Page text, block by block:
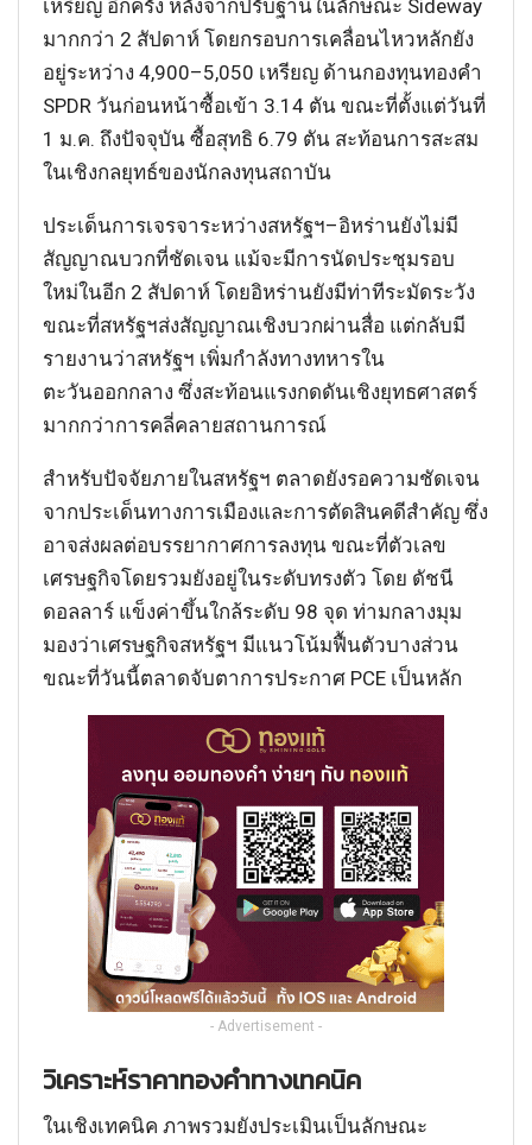
เหรียญ อีกครั้ง หลังจากปรับฐานในลักษณะ Sideway
มากกว่า 2 สัปดาห์ โดยกรอบการเคลื่อนไหวหลักยัง
อยู่ระหว่าง 4,900–5,050 เหรียญ ด้านกองทุนทองคำ
SPDR วันก่อนหน้าซื้อเข้า 3.14 ตัน ขณะที่ตั้งแต่วันที่
1 ม.ค. ถึงปัจจุบัน ซื้อสุทธิ 6.79 ตัน สะท้อนการสะสม
ในเชิงกลยุทธ์ของนักลงทุนสถาบัน
ประเด็นการเจรจาระหว่างสหรัฐฯ–อิหร่านยังไม่มี
สัญญาณบวกที่ชัดเจน แม้จะมีการนัดประชุมรอบ
ใหม่ในอีก 2 สัปดาห์ โดยอิหร่านยังมีท่าทีระมัดระวัง
ขณะที่สหรัฐฯส่งสัญญาณเชิงบวกผ่านสื่อ แต่กลับมี
รายงานว่าสหรัฐฯ เพิ่มกำลังทางทหารใน
ตะวันออกกลาง ซึ่งสะท้อนแรงกดดันเชิงยุทธศาสตร์
มากกว่าการคลี่คลายสถานการณ์
สำหรับปัจจัยภายในสหรัฐฯ ตลาดยังรอความชัดเจน
จากประเด็นทางการเมืองและการตัดสินคดีสำคัญ ซึ่ง
อาจส่งผลต่อบรรยากาศการลงทุน ขณะที่ตัวเลข
เศรษฐกิจโดยรวมยังอยู่ในระดับทรงตัว โดย ดัชนี
ดอลลาร์ แข็งค่าขึ้นใกล้ระดับ 98 จุด ท่ามกลางมุม
มองว่าเศรษฐกิจสหรัฐฯ มีแนวโน้มฟื้นตัวบางส่วน
ขณะที่วันนี้ตลาดจับตาการประกาศ PCE เป็นหลัก
- Advertisement -
วิเคราะห์ราคาทองคำทางเทคนิค
ในเชิงเทคนิค ภาพรวมยังประเมินเป็นลักษณะ